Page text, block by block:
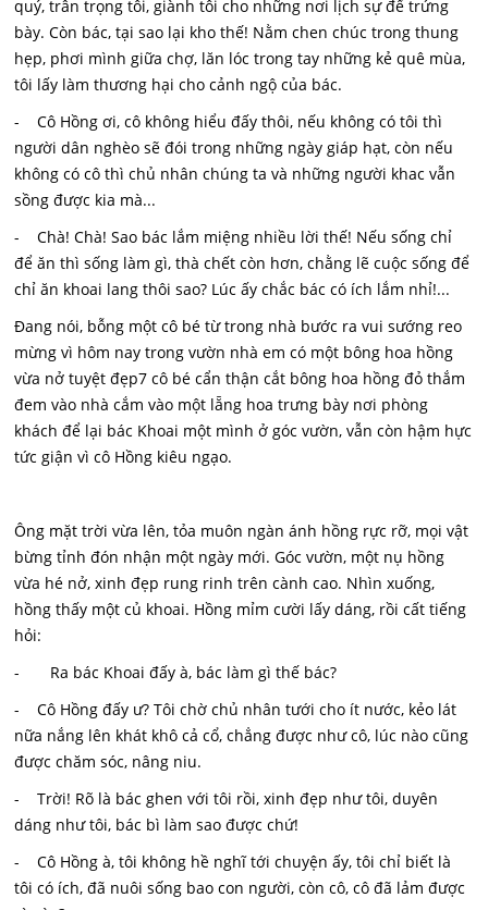
quý, trân trọng tôi, giành tôi cho những nơi lịch sự để trứng
bày. Còn bác, tại sao lại kho thế! Nằm chen chúc trong thung
hẹp, phơi mình giữa chợ, lăn lóc trong tay những kẻ quê mùa,
tôi lấy làm thương hại cho cảnh ngộ của bác.
- Cô Hồng ơi, cô không hiểu đấy thôi, nếu không có tôi thì
người dân nghèo sẽ đói trong những ngày giáp hạt, còn nếu
không có cô thì chủ nhân chúng ta và những người khac vẫn
sồng được kia mà...
- Chà! Chà! Sao bác lắm miệng nhiều lời thế! Nếu sống chỉ
để ăn thì sống làm gì, thà chết còn hơn, chằng lẽ cuộc sống để
chỉ ăn khoai lang thôi sao? Lúc ấy chắc bác có ích lắm nhỉ!...
Đang nói, bỗng một cô bé từ trong nhà bước ra vui sướng reo
mừng vì hôm nay trong vườn nhà em có một bông hoa hồng
vừa nở tuyệt đẹp7 cô bé cẩn thận cắt bông hoa hồng đỏ thắm
đem vào nhà cắm vào một lẵng hoa trưng bày nơi phòng
khách để lại bác Khoai một mình ở góc vườn, vẫn còn hậm hực
tức giận vì cô Hồng kiêu ngạo.
Ông mặt trời vừa lên, tỏa muôn ngàn ánh hồng rực rỡ, mọi vật
bừng tỉnh đón nhận một ngày mới. Góc vườn, một nụ hồng
vừa hé nở, xinh đẹp rung rinh trên cành cao. Nhìn xuống,
hồng thấy một củ khoai. Hồng mỉm cười lấy dáng, rồi cất tiếng
hỏi:
- Ra bác Khoai đấy à, bác làm gì thế bác?
- Cô Hồng đấy ư? Tôi chờ chủ nhân tưới cho ít nước, kẻo lát
nữa nắng lên khát khô cả cổ, chẳng được như cô, lúc nào cũng
được chăm sóc, nâng niu.
- Trời! Rõ là bác ghen với tôi rồi, xinh đẹp như tôi, duyên
dáng như tôi, bác bì làm sao được chứ!
- Cô Hồng à, tôi không hề nghĩ tới chuyện ấy, tôi chỉ biết là
tôi có ích, đã nuôi sống bao con người, còn cô, cô đã lảm được